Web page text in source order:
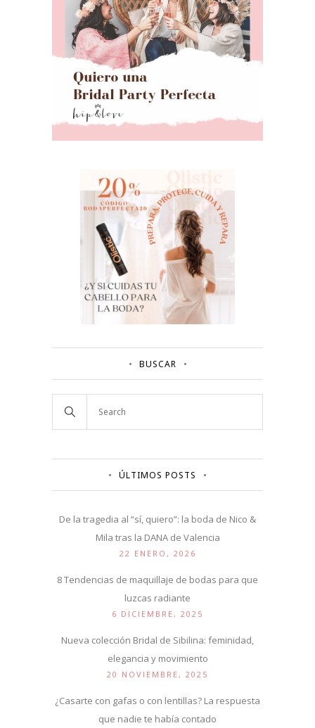
BUSCAR
ÚLTIMOS POSTS
De la tragedia al “sí, quiero”: la boda de Nico &
Mila tras la DANA de Valencia
22 ENERO, 2026
8 Tendencias de maquillaje de bodas para que
luzcas radiante
6 DICIEMBRE, 2025
Nueva colección Bridal de Sibilina: feminidad,
elegancia y movimiento
20 NOVIEMBRE, 2025
¿Casarte con gafas o con lentillas? La respuesta
que nadie te había contado